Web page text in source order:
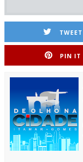
TWEET
PIN IT